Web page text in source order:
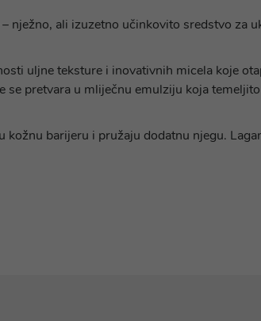
ali izuzetno učinkovito sredstvo za
uljne teksture i inovativnih micela koje
pretvara u mliječnu emulziju koja
barijeru i pružaju dodatnu njegu.